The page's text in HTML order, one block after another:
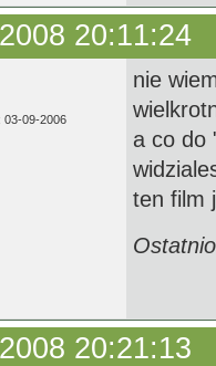
20:11:24
03-09-2006
nie
a co do
ten film
20:21:13